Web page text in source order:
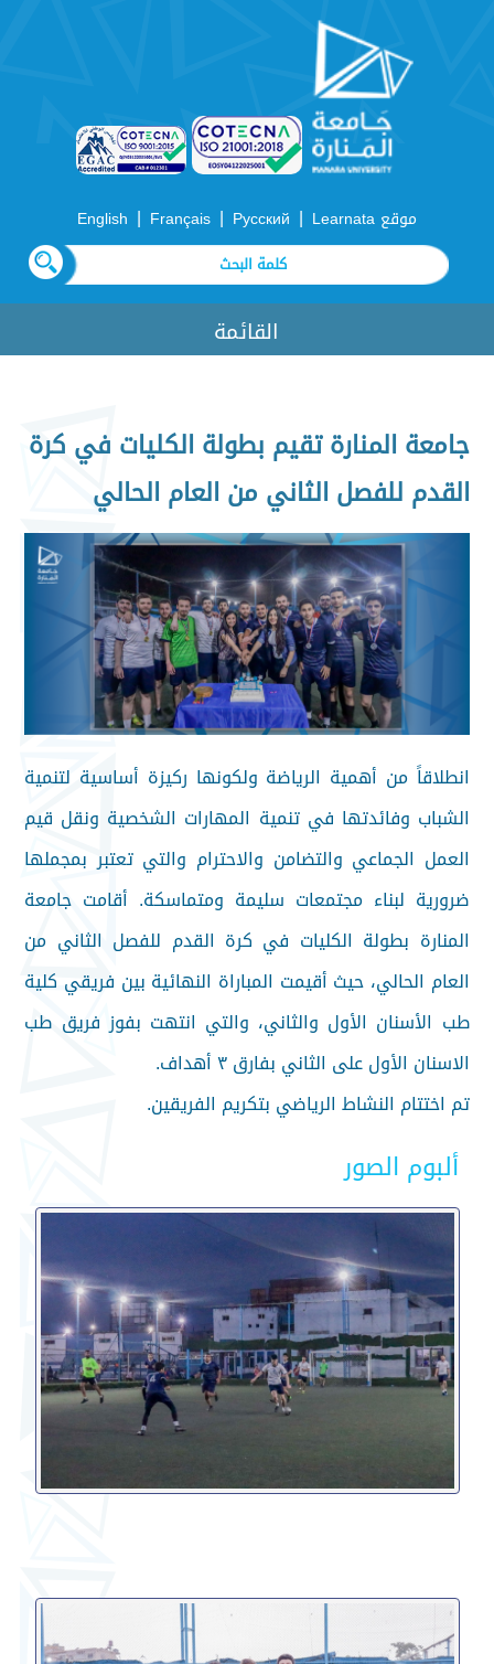
موقع Learnata |
Русский
|
Français
|
English
القائمة
جامعة المنارة تقيم بطولة الكليات في كرة
القدم للفصل الثاني من العام الحالي
انطلاقاً من أهمية الرياضة ولكونها ركيزة أساسية لتنمية
الشباب وفائدتها في تنمية المهارات الشخصية ونقل قيم
العمل الجماعي والتضامن والاحترام والتي تعتبر بمجملها
ضرورية لبناء مجتمعات سليمة ومتماسكة. أقامت جامعة
المنارة بطولة الكليات في كرة القدم للفصل الثاني من
العام الحالي، حيث أقيمت المباراة النهائية بين فريقي كلية
طب الأسنان الأول والثاني، والتي انتهت بفوز فريق طب
الاسنان الأول على الثاني بفارق ٣ أهداف.
تم اختتام النشاط الرياضي بتكريم الفريقين.
ألبوم الصور